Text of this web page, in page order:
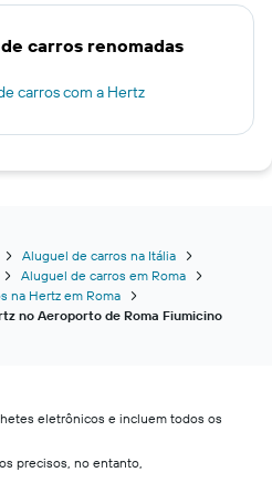
carros renomadas
carros com a Hertz
Aluguel de carros na Itália
Aluguel de carros em Roma
na Hertz em Roma
no Aeroporto de Roma Fiumicino
eletrônicos e incluem todos os
precisos, no entanto,